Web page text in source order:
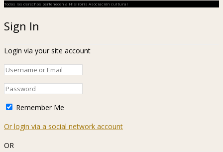
Todos los derechos pertenecen a Hislibris Asociación cultural
Sign In
Login via your site account
Remember Me
Or login via a social network account
OR